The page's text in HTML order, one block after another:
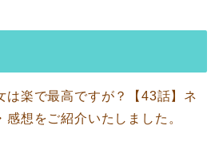
は楽で最高ですが？【43話】ネ
想をご紹介いたしました。